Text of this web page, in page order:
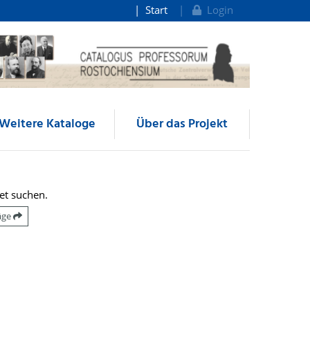
Start Login
Kataloge Über das Projekt
suchen.